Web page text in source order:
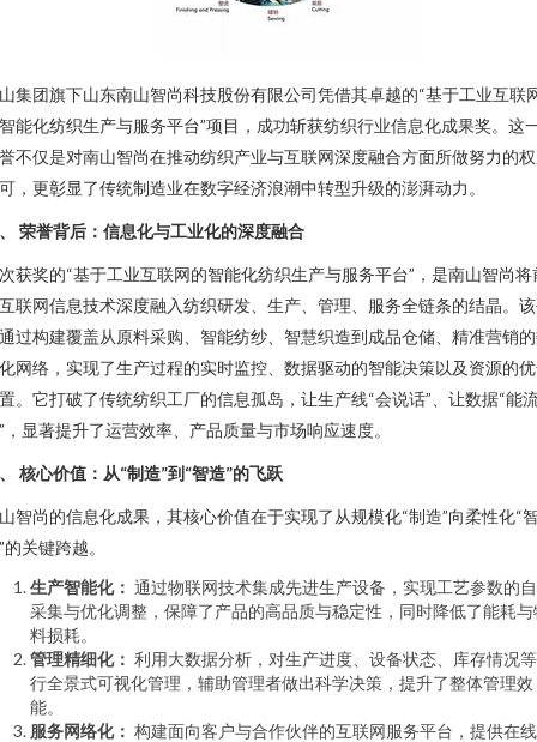
集团旗下山东南山智尚科技股份有限公司凭借其卓越的“基于工业互联
能化纺织生产与服务平台”项目，成功斩获纺织行业信息化成果奖。这
不仅是对南山智尚在推动纺织产业与互联网深度融合方面所做努力的
，更彰显了传统制造业在数字经济浪潮中转型升级的澎湃动力。
荣誉背后：信息化与工业化的深度融合
获奖的“基于工业互联网的智能化纺织生产与服务平台”，是南山智尚将
联网信息技术深度融入纺织研发、生产、管理、服务全链条的结晶。
过构建覆盖从原料采购、智能纺纱、智慧织造到成品仓储、精准营销
网络，实现了生产过程的实时监控、数据驱动的智能决策以及资源的
。它打破了传统纺织工厂的信息孤岛，让生产线“会说话”、让数据“能
，显著提升了运营效率、产品质量与市场响应速度。
核心价值：从“制造”到“智造”的飞跃
智尚的信息化成果，其核心价值在于实现了从规模化“制造”向柔性化“
的关键跨越。
生产智能化： 通过物联网技术集成先进生产设备，实现工艺参数的
采集与优化调整，保障了产品的高品质与稳定性，同时降低了能耗与
料损耗。
管理精细化： 利用大数据分析，对生产进度、设备状态、库存情况
行全景式可视化管理，辅助管理者做出科学决策，提升了整体管理效
能。
服务网络化： 构建面向客户与合作伙伴的互联网服务平台，提供在